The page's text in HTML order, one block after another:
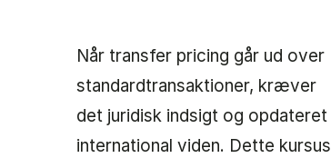
Når transfer pricing går ud over
standardtransaktioner, kræver
det juridisk indsigt og opdateret
international viden. Dette kursus